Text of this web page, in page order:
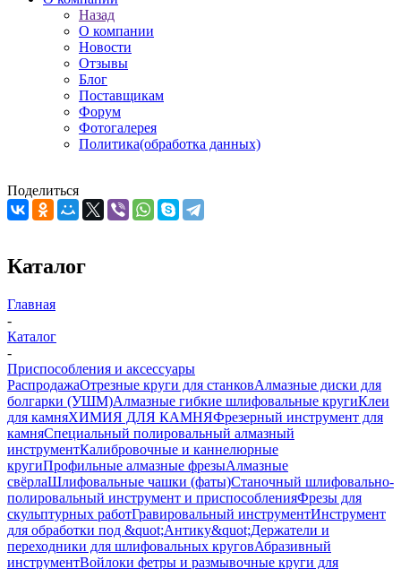
Назад
О компании
Новости
Отзывы
Блог
Поставщикам
Форум
Фотогалерея
Политика(обработка данных)
Поделиться
Каталог
Главная
-
Каталог
-
Приспособления и аксессуары
РаспродажаОтрезные круги для станковАлмазные диски для
болгарки (УШМ)Алмазные гибкие шлифовальные кругиКлеи
для камняХИМИЯ ДЛЯ КАМНЯФрезерный инструмент для
камняСпециальный полировальный алмазный
инструментКалибровочные и каннелюрные
кругиПрофильные алмазные фрезыАлмазные
свёрлаШлифовальные чашки (фаты)Станочный шлифовально-
полировальный инструмент и приспособленияФрезы для
скульптурных работГравировальный инструментИнструмент
для обработки под &quot;Антику&quot;Держатели и
переходники для шлифовальных круговАбразивный
инструментВойлоки фетры и размывочные круги для